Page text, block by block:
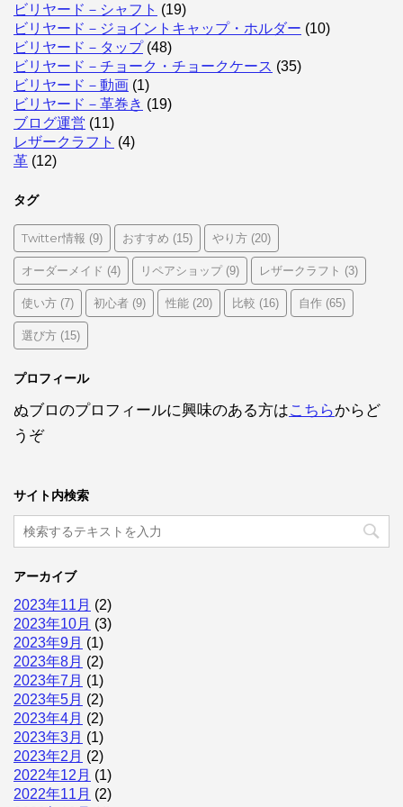
ビリヤード－シャフト (19)
ビリヤード－ジョイントキャップ・ホルダー (10)
ビリヤード－タップ(48)
ビリヤード－チョーク・チョークケース (35)
ビリヤード－動画 (1)
ビリヤード－革巻き (19)
ブログ運営 (11)
レザークラフト (4)
革 (12)
タグ
Twitter情報 (9) おすすめ (15) やり方 (20)
オーダーメイド (4) リペアショップ(9) レザークラフト (3)
使い方 (7) 初心者 (9) 性能 (20) 比較 (16) 自作 (65)
選び方 (15)
プロフィール
ぬブロのプロフィールに興味のある方はこちらからど
うぞ
サイト内検索
アーカイブ
2023年11月 (2)
2023年10月 (3)
2023年9月 (1)
2023年8月 (2)
2023年7月 (1)
2023年5月 (2)
2023年4月 (2)
2023年3月 (1)
2023年2月 (2)
2022年12月 (1)
2022年11月 (2)